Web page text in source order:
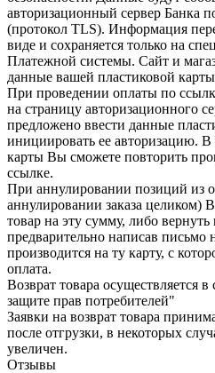
авторизационный сервер Банка
(протокол TLS). Информация
виде и сохраняется только на
Платежной системы. Сайт и
данные вашей пластиковой
При проведении оплаты по
на страницу авторизационного
предложено ввести данные
инициировать ее авторизацию. В
карты Вы сможете повторить
ссылке.
При аннулировании позиций из
аннулировании заказа целиком)
товар на эту сумму, либо
предварительно написав письмо
производится на ту карту, с
оплата.
Возврат товара осуществляется
защите прав потребителей"
Заявки на возврат товара
после отгрузки, в некоторых
увеличен.
Отзывы